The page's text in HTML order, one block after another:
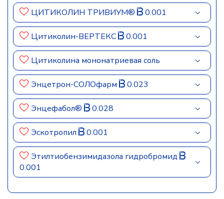
ЦИТИКОЛИН ТРИВИУМ® 0.001
Цитиколин-ВЕРТЕКС 0.001
Цитиколина мононатриевая соль
Энцетрон-СОЛОфарм 0.023
Энцефабол® 0.028
Эскотропил 0.001
Этилтиобензимидазола гидробромид
0.001